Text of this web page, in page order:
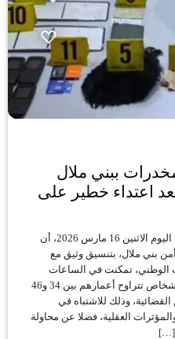
ببني ملال
بعد اعتداء خطير على
أعلنت المديرية العامة للأمن الوطني، اليوم الاثنين 16 مارس 2026، أن
بني ملال، بتنسيق وثيق مع
الوطني، تمكنت في الساعات
الأولى من الصباح من توقيف خمسة أشخاص تتراوح أعمارهم بين 34 و46
وذلك للاشتباه في
العقلية، فضلا عن محاولة
[…]